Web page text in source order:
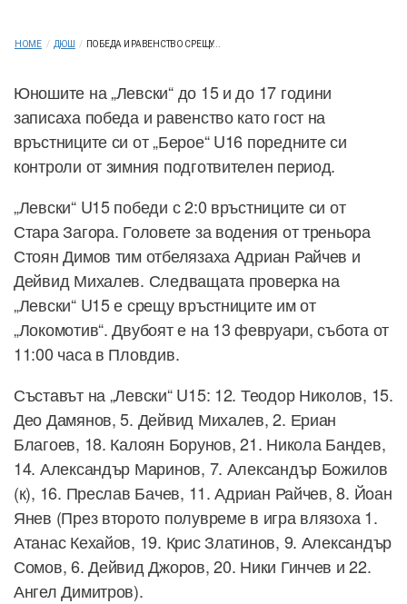
HOME / ДЮШ / ПОБЕДА И РАВЕНСТВО СРЕЩУ...
Юношите на „Левски“ до 15 и до 17 години
записаха победа и равенство като гост на
връстниците си от „Берое“ U16 поредните си
контроли от зимния подготвителен период.
„Левски“ U15 победи с 2:0 връстниците си от
Стара Загора. Головете за водения от треньора
Стоян Димов тим отбелязаха Адриан Райчев и
Дейвид Михалев. Следващата проверка на
„Левски“ U15 е срещу връстниците им от
„Локомотив“. Двубоят е на 13 февруари, събота от
11:00 часа в Пловдив.
Съставът на „Левски“ U15: 12. Теодор Николов, 15.
Део Дамянов, 5. Дейвид Михалев, 2. Ериан
Благоев, 18. Калоян Борунов, 21. Никола Бандев,
14. Александър Маринов, 7. Александър Божилов
(к), 16. Преслав Бачев, 11. Адриан Райчев, 8. Йоан
Янев (През второто полувреме в игра влязоха 1.
Атанас Кехайов, 19. Крис Златинов, 9. Александър
Сомов, 6. Дейвид Джоров, 20. Ники Гинчев и 22.
Ангел Димитров).